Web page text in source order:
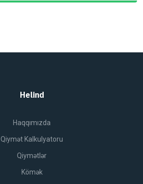
Helind
Haqqımızda
Qiymət Kalkulyatoru
Qiymətlər
Kömək